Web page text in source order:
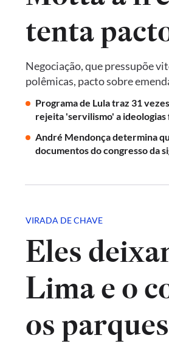
tenta
Negociação, que pressupõe
polêmicas, pacto sobre
Programa de Lula traz 31
rejeita 'servilismo' a ideologias
André Mendonça determina
documentos do congresso da
VIRADA DE CHAVE
Eles
Lima e o
os